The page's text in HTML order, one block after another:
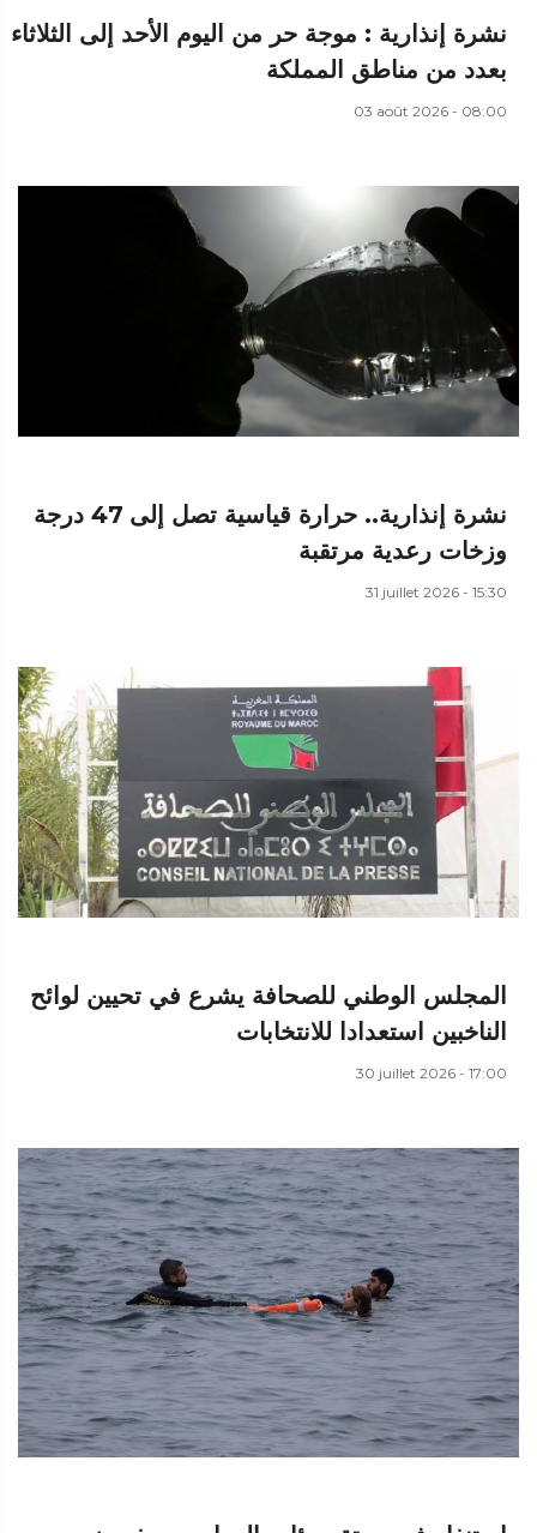
نشرة إنذارية : موجة حر من اليوم الأحد إلى الثلاثاء
بعدد من مناطق المملكة
03 août 2026 - 08:00
نشرة إنذارية.. حرارة قياسية تصل إلى 47 درجة
وزخات رعدية مرتقبة
31 juillet 2026 - 15:30
المجلس الوطني للصحافة يشرع في تحيين لوائح
الناخبين استعدادا للانتخابات
30 juillet 2026 - 17:00